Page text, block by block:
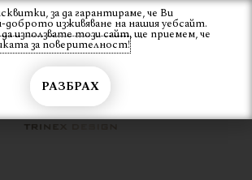
за да гарантираме, че Ви
доброто изживяване на нашия уебсайт.
използвате този сайт, ще приемем, че
за поверителност!
РАЗБРАХ